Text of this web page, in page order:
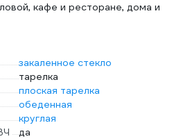
кафе и ресторане, дома и
закаленное стекло
тарелка
плоская тарелка
обеденная
круглая
да